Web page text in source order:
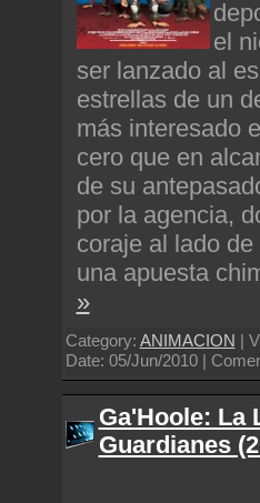
el
ser lanzado al
estrellas de un
más interesado
cero que en
de su
por la agencia,
coraje al lado
una apuesta
»
Category: ANIMACION |
Date: 05/Jun/2010|
Ga'Hoole: La
Guardianes